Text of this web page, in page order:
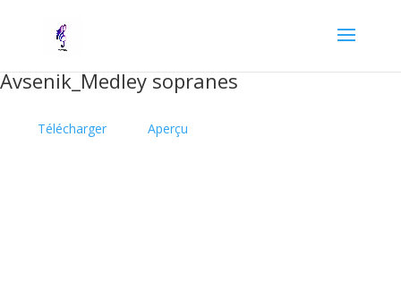
Avsenik_Medley sopranes
Télécharger Aperçu